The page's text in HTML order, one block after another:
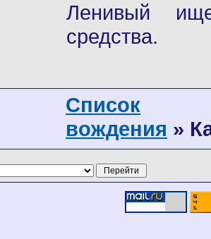
Ленивый
средства.
Список
вождения »